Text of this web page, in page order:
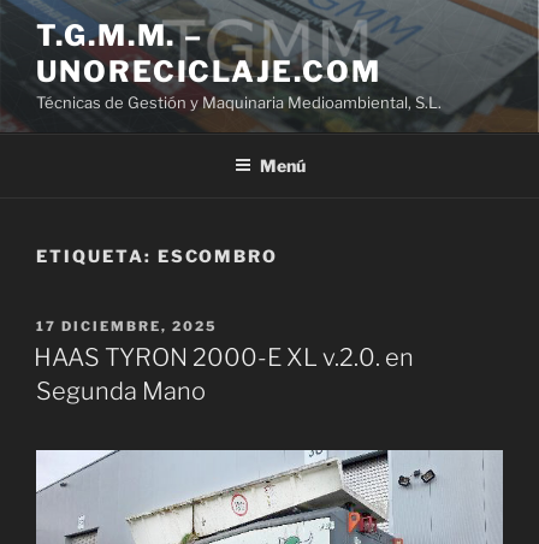
Saltar
contenido
T.G.M.M. –
UNORECICLAJE.COM
Técnicas de Gestión y Maquinaria Medioambiental, S.L.
Menú
ETIQUETA: ESCOMBRO
PUBLICADO
EL
17 DICIEMBRE, 2025
HAAS TYRON 2000-E XL v.2.0. en
Segunda Mano